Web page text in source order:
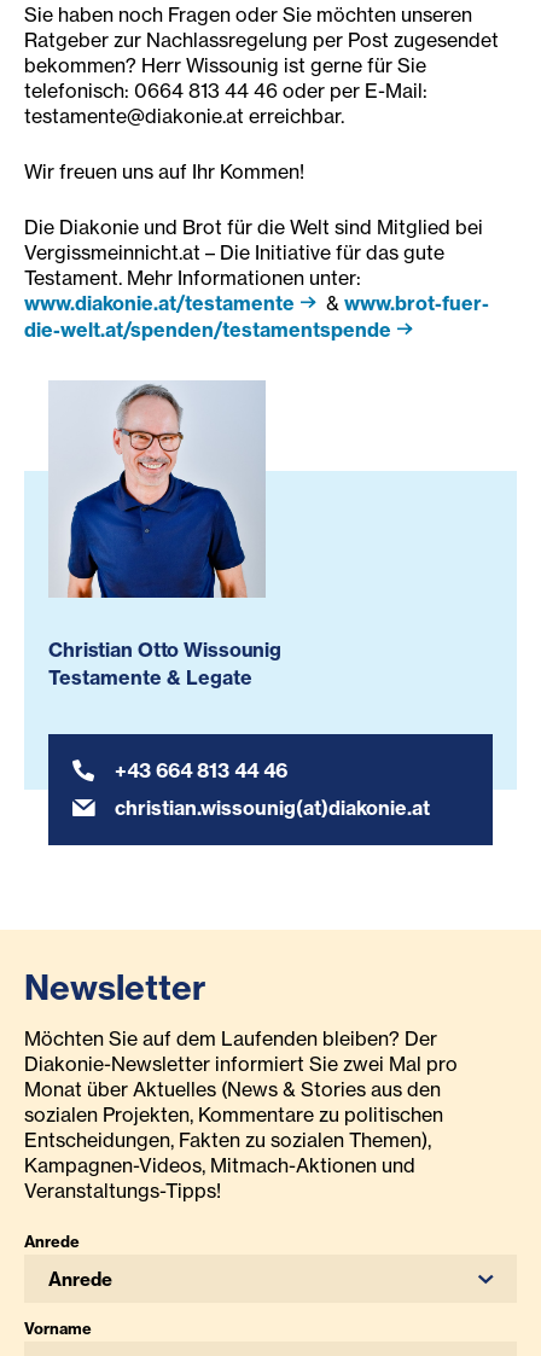
Sie haben noch Fragen oder Sie möchten unseren
Ratgeber zur Nachlassregelung per Post zugesendet
bekommen? Herr Wissounig ist gerne für Sie
telefonisch: 0664 813 44 46 oder per E-Mail:
testamente@diakonie.at erreichbar.
Wir freuen uns auf Ihr Kommen!
Die Diakonie und Brot für die Welt sind Mitglied bei
Vergissmeinnicht.at – Die Initiative für das gute
Testament. Mehr Informationen unter:
www.diakonie.at/testamente
& www.brot-fuer-
die-welt.at/spenden/testamentspende
Christian Otto Wissounig
Testamente & Legate
+43 664 813 44 46
christian.wissounig(at)diakonie.at
Newsletter
Möchten Sie auf dem Laufenden bleiben? Der
Diakonie-Newsletter informiert Sie zwei Mal pro
Monat über Aktuelles (News & Stories aus den
sozialen Projekten, Kommentare zu politischen
Entscheidungen, Fakten zu sozialen Themen),
Kampagnen-Videos, Mitmach-Aktionen und
Veranstaltungs-Tipps!
Anrede
Anrede
Vorname